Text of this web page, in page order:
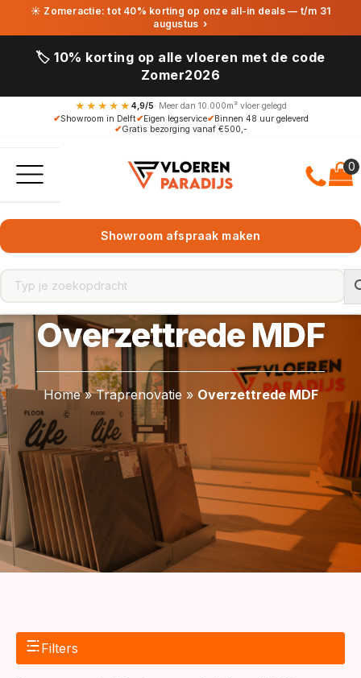
☀ Zomeractie: tot 40% korting op onze all-in deals — t/m 31
augustus ›
🏷️ 10% korting op alle vloeren met de code
Zomer2026
★★★★★ 4,9/5· Meer dan 10.000m² vloer gelegd
✔Showroom in Delft✔Eigen legservice✔Binnen 48 uur geleverd
✔Gratis bezorging vanaf €500,-
Showroom afspraak maken
Overzettrede MDF
Home»Traprenovatie » Overzettrede MDF
Filters